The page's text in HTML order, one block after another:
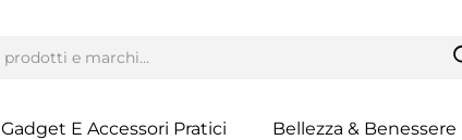
Gadget E Accessori Pratici Bellezza & Benessere